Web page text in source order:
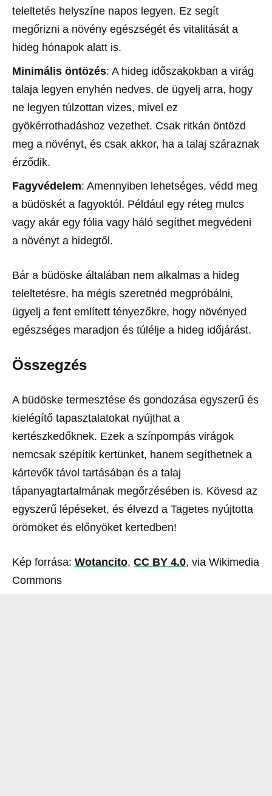
teleltetés helyszíne napos legyen. Ez segít
megőrizni a növény egészségét és vitalitását a
hideg hónapok alatt is.
Minimális öntözés: A hideg időszakokban a virág
talaja legyen enyhén nedves, de ügyelj arra, hogy
ne legyen túlzottan vizes, mivel ez
gyökérrothadáshoz vezethet. Csak ritkán öntözd
meg a növényt, és csak akkor, ha a talaj száraznak
érződik.
Fagyvédelem: Amennyiben lehetséges, védd meg
a büdöskét a fagyoktól. Például egy réteg mulcs
vagy akár egy fólia vagy háló segíthet megvédeni
a növényt a hidegtől.
Bár a büdöske általában nem alkalmas a hideg
teleltetésre, ha mégis szeretnéd megpróbálni,
ügyelj a fent említett tényezőkre, hogy növényed
egészséges maradjon és túlélje a hideg időjárást.
Összegzés
A büdöske termesztése és gondozása egyszerű és
kielégítő tapasztalatokat nyújthat a
kertészkedőknek. Ezek a színpompás virágok
nemcsak szépítik kertünket, hanem segíthetnek a
kártevők távol tartásában és a talaj
tápanyagtartalmának megőrzésében is. Kövesd az
egyszerű lépéseket, és élvezd a Tagetes nyújtotta
örömöket és előnyöket kertedben!
Kép forrása: Wotancito, CC BY 4.0, via Wikimedia
Commons